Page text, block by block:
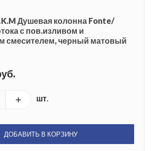
Душевая колонна Fonte/
с пов.изливом и
смесителем, черный матовый
шт.
ДОБАВИТЬ В КОРЗИНУ